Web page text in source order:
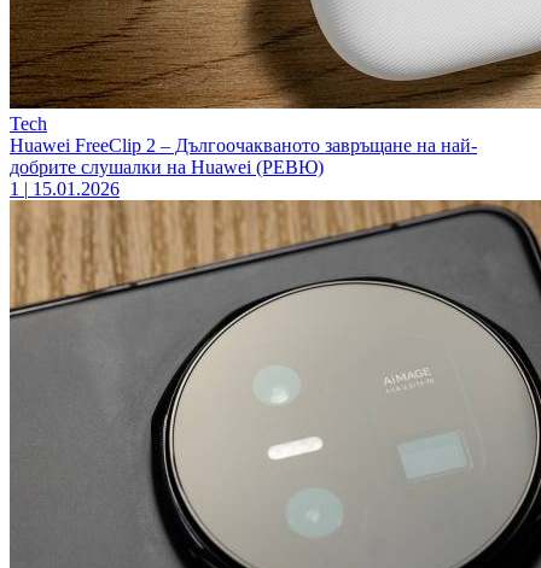
Tech
Huawei FreeClip 2 – Дългоочакваното завръщане на най-
добрите слушалки на Huawei (РЕВЮ)
1 | 15.01.2026